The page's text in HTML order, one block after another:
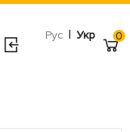
Рус | Укр 0